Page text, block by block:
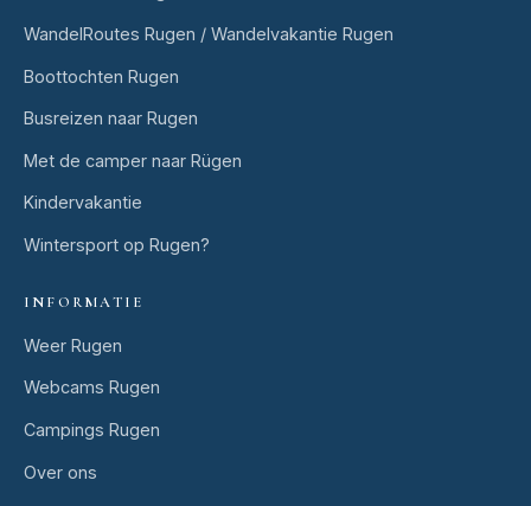
WandelRoutes Rugen / Wandelvakantie Rugen
Boottochten Rugen
Busreizen naar Rugen
Met de camper naar Rügen
Kindervakantie
Wintersport op Rugen?
INFORMATIE
Weer Rugen
Webcams Rugen
Campings Rugen
Over ons